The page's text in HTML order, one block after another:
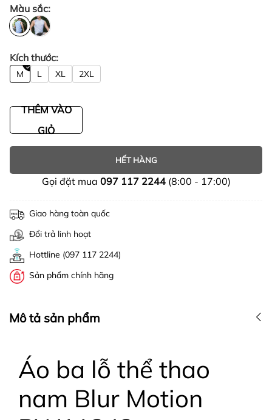
Màu sắc:
Kích thước:
M L XL 2XL
THÊM VÀO
GIỎ
HẾT HÀNG
Gọi đặt mua 097 117 2244 (8:00 - 17:00)
Giao hàng toàn quốc
Đổi trả linh hoạt
Hottline (097 117 2244)
Sản phẩm chính hãng
Mô tả sản phẩm
Áo ba lỗ thể thao
nam Blur Motion